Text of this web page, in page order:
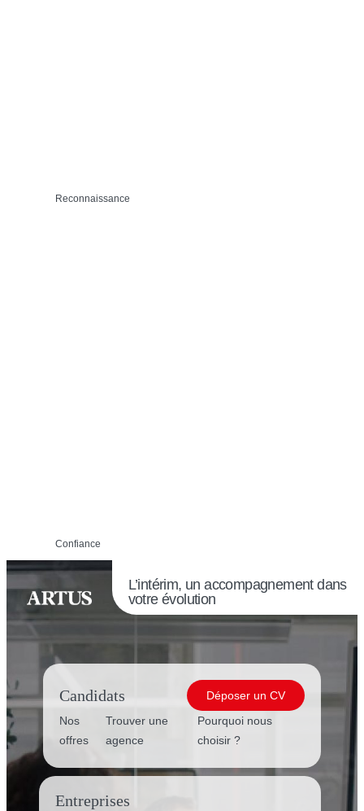
Reconnaissance
Confiance
L’intérim, un accompagnement dans
votre évolution
Candidats
Déposer un CV
Nos
offres
Trouver une
agence
Pourquoi nous
choisir ?
Entreprises